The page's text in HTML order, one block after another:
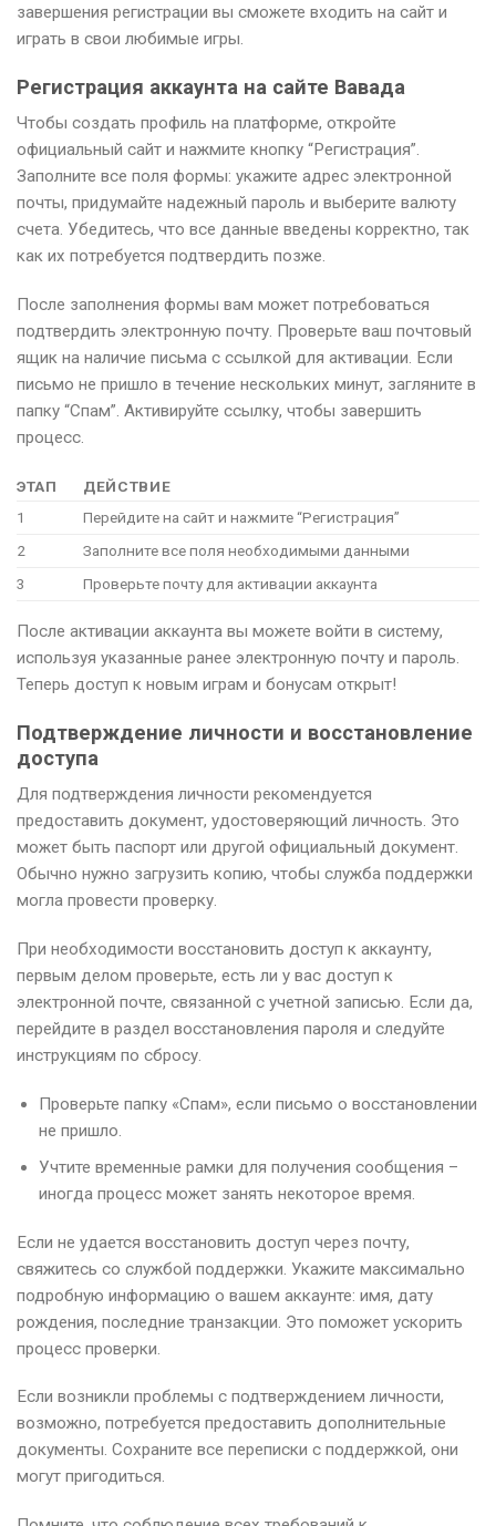
завершения регистрации вы сможете входить на сайт и
играть в свои любимые игры.
Регистрация аккаунта на сайте Вавада
Чтобы создать профиль на платформе, откройте
официальный сайт и нажмите кнопку “Регистрация”.
Заполните все поля формы: укажите адрес электронной
почты, придумайте надежный пароль и выберите валюту
счета. Убедитесь, что все данные введены корректно, так
как их потребуется подтвердить позже.
После заполнения формы вам может потребоваться
подтвердить электронную почту. Проверьте ваш почтовый
ящик на наличие письма с ссылкой для активации. Если
письмо не пришло в течение нескольких минут, загляните в
папку “Спам”. Активируйте ссылку, чтобы завершить
процесс.
ЭТАП
ДЕЙСТВИЕ
1
Перейдите на сайт и нажмите “Регистрация”
2
Заполните все поля необходимыми данными
3
Проверьте почту для активации аккаунта
После активации аккаунта вы можете войти в систему,
используя указанные ранее электронную почту и пароль.
Теперь доступ к новым играм и бонусам открыт!
Подтверждение личности и восстановление
доступа
Для подтверждения личности рекомендуется
предоставить документ, удостоверяющий личность. Это
может быть паспорт или другой официальный документ.
Обычно нужно загрузить копию, чтобы служба поддержки
могла провести проверку.
При необходимости восстановить доступ к аккаунту,
первым делом проверьте, есть ли у вас доступ к
электронной почте, связанной с учетной записью. Если да,
перейдите в раздел восстановления пароля и следуйте
инструкциям по сбросу.
Проверьте папку «Спам», если письмо о восстановлении
не пришло.
Учтите временные рамки для получения сообщения –
иногда процесс может занять некоторое время.
Если не удается восстановить доступ через почту,
свяжитесь со службой поддержки. Укажите максимально
подробную информацию о вашем аккаунте: имя, дату
рождения, последние транзакции. Это поможет ускорить
процесс проверки.
Если возникли проблемы с подтверждением личности,
возможно, потребуется предоставить дополнительные
документы. Сохраните все переписки с поддержкой, они
могут пригодиться.